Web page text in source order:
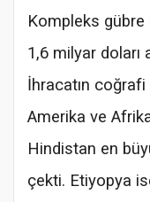
Kompleks gübre
1,6 milyar doları
İhracatın coğrafi
Amerika ve
Hindistan en
çekti. Etiyopya